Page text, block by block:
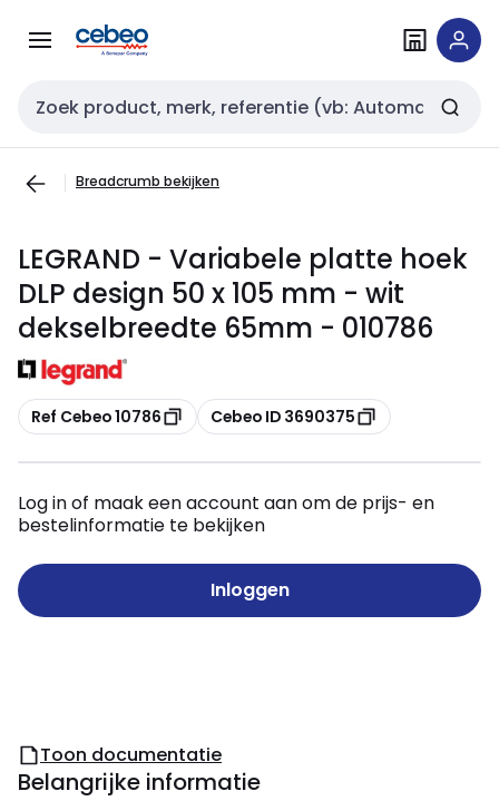
naar
naar
Zoekveld invoer
Breadcrumb bekijken
LEGRAND - Variabele platte hoek
DLP design 50 x 105 mm - wit
dekselbreedte 65mm - 010786
Kopiëren
Ref Cebeo 10786 Kopiëren
Cebeo ID 3690375
Log in of maak een account aan om de prijs- en
bestelinformatie te bekijken
Inloggen
Toon documentatie
Belangrijke informatie